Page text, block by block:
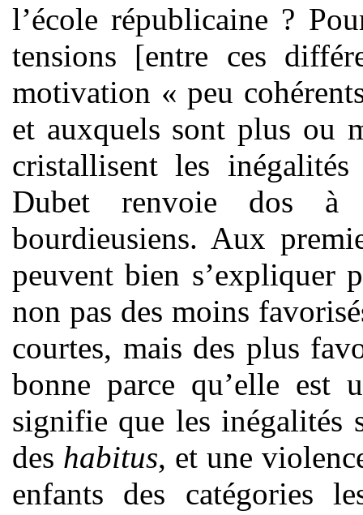
l’école républicaine ?
tensions [entre ces
motivation « peu
et auxquels sont plus ou
cristallisent les
Dubet renvoie dos
bourdieusiens. Aux
peuvent bien s’expliquer
non pas des moins
courtes, mais des plus
bonne parce qu’elle
signifie que les inégalités
des habitus, et une
enfants des catégories